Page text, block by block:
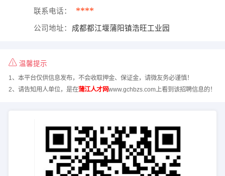
联系电话： ****
公司地址： 成都都江堰蒲阳镇浩旺工业园
温馨提示
1、本平台仅供信息发布，不会收取押金、保证金，请微友务必谨慎！
2、请告知用人单位，是在蒲江人才网www.gchbzs.com上看到该招聘信息的！